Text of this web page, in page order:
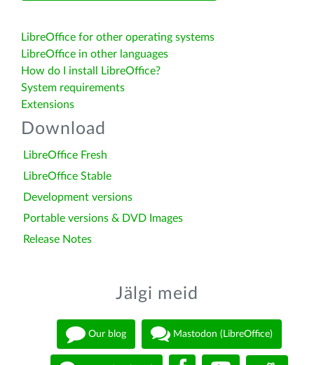
LibreOffice for other operating systems
LibreOffice in other languages
How do I install LibreOffice?
System requirements
Extensions
Download
LibreOffice Fresh
LibreOffice Stable
Development versions
Portable versions & DVD Images
Release Notes
Jälgi meid
Our blog Mastodon (LibreOffice)